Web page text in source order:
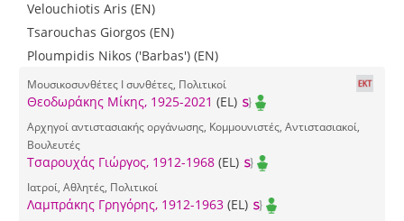
Velouchiotis Aris (EN)
Tsarouchas Giorgos (EN)
Ploumpidis Nikos ('Barbas') (EN)
Μουσικοσυνθέτες I συνθέτες, Πολιτικοί
Θεοδωράκης Μίκης, 1925-2021 (EL)
Αρχηγοί αντιστασιακής οργάνωσης, Κομμουνιστές, Αντιστασιακοί,
Βουλευτές
Τσαρουχάς Γιώργος, 1912-1968 (EL)
Ιατροί, Αθλητές, Πολιτικοί
Λαμπράκης Γρηγόρης, 1912-1963 (EL)